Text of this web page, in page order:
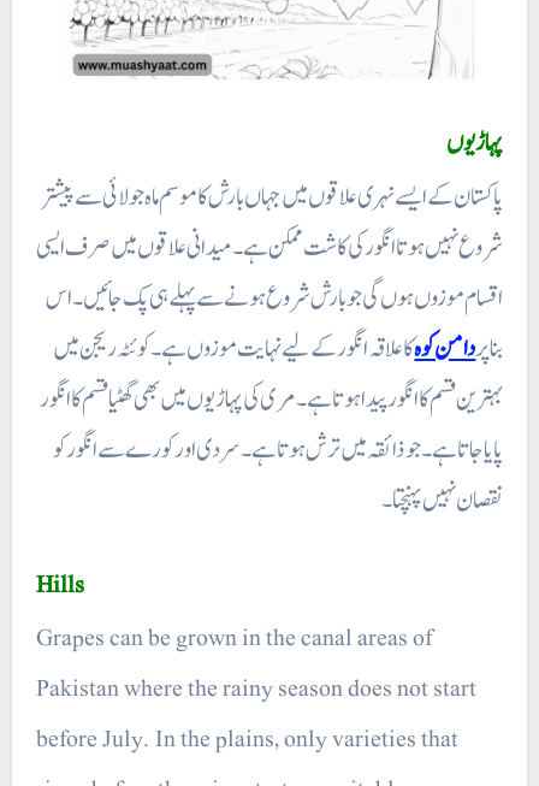
پہاڑیوں
پاکستان کے ایسے نہری علاقوں میں جہاں بارش کا موسم ماہ جولائی سے پیشتر
شروع نہیں ہوتا انگور کی کاشت ممکن ہے۔ میدانی علاقوں میں صرف ایسی
اقسام موزوں ہوں گی جو بارش شروع ہونے سے پہلے ہی پک جائیں۔ اس
بنا پردامن کوہکا علاقہ انگور کے لیے نہایت موزوں ہے۔ کوئٹہ ریجن میں
بہترین قسم کا ا نگور پیدا ہوتا ہے۔ مری کی پہاڑیوں میں بھی گھٹیاقسم کا انگور
پایا جاتا ہے۔ جو ذائقہ میں ترش ہوتا ہے ۔ سردی اور کورے سے انگور کو
نقصان نہیں پہنچتا۔
Hills
Grapes can be grown in the canal areas of
Pakistan where the rainy season does not start
before July. In the plains, only varieties that